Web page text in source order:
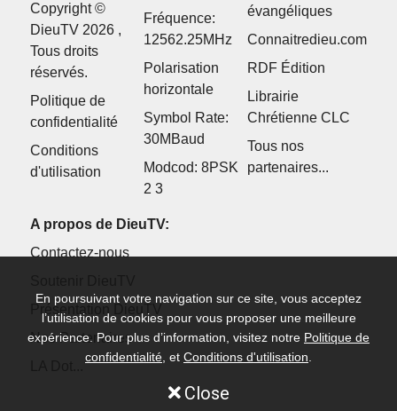
Copyright ©
DieuTV 2026 ,
Tous droits
réservés.
Politique de
confidentialité
Conditions
d'utilisation
Fréquence:
12562.25MHz
Polarisation
horizontale
Symbol Rate:
30MBaud
Modcod: 8PSK
2 3
évangéliques
Connaitredieu.com
RDF Édition
Librairie
Chrétienne CLC
Tous nos
partenaires...
A propos de DieuTV:
Contactez-nous
Présentation DieuTV
Nos Partenaires
En poursuivant votre navigation sur ce site, vous acceptez
l’utilisation de cookies pour vous proposer une meilleure
expérience. Pour plus d’information, visitez notre Politique de
confidentialité , et Conditions d'utilisation